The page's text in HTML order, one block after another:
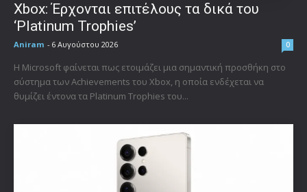
Xbox: Έρχονται επιτέλους τα δικά του
‘Platinum Trophies’
Aniram - 6 Αυγούστου 2026 0
Η Microsoft φαίνεται πως ετοιμάζει μια σημαντική προσθήκη στο
σύστημα των Achievements του Xbox, η οποία ενδέχεται να
θυμίζει έντονα τα Platinum Trophies του...